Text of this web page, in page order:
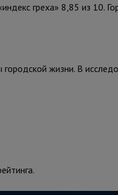
греха» 8,85 из 10.
жизни. В